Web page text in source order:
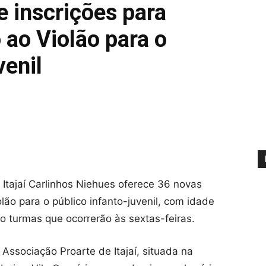
inscrições para
Violão para o
Carlinhos Niehues oferece 36 novas
para o público infanto-juvenil, com idade
turmas que ocorrerão às sextas-feiras.
Proarte de Itajaí, situada na